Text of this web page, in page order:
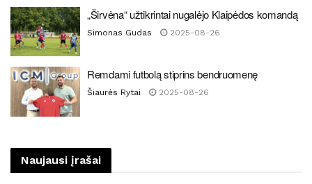
„Širvėna“ užtikrintai nugalėjo Klaipėdos komandą
Simonas Gudas 2025-08-26
Remdami futbolą stiprins bendruomenę
Šiaurės Rytai 2025-08-26
Naujausi įrašai